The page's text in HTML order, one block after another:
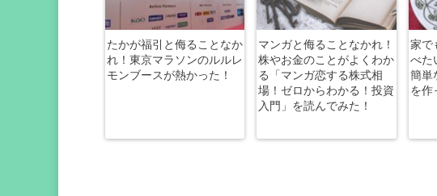
たかが福引と侮ることなか
れ！東京マラソンのルルレ
モンブースが熱かった！
マンガと侮ることなかれ！
株やお金のことがよくわか
る「マンガ恋する株式相
場！ゼロからわかる！投資
入門」を読んでみた！
家で
べた
簡単
を作